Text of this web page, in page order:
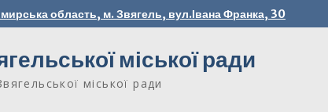
область, м. Звягель, вул.Івана Франка, 30
міської ради
міської ради